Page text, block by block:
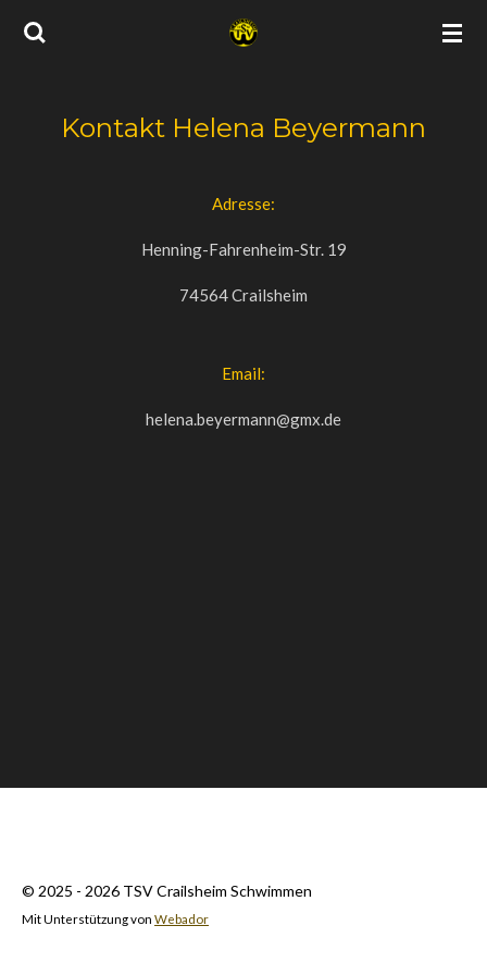
Zum
Kontakt Helena Beyermann
Adresse:
Henning-Fahrenheim-Str. 19
74564 Crailsheim
Email:
helena.beyermann@gmx.de
© 2025 - 2026 TSV Crailsheim Schwimmen
Mit Unterstützung von Webador